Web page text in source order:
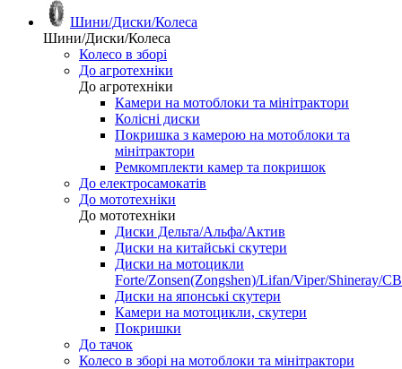
Шини/Диски/Колеса
Шини/Диски/Колеса
Колесо в зборі
До агротехніки
До агротехніки
Камери на мотоблоки та мінітрактори
Колісні диски
Покришка з камерою на мотоблоки та
мінітрактори
Ремкомплекти камер та покришок
До електросамокатів
До мототехніки
До мототехніки
Диски Дельта/Альфа/Актив
Диски на китайські скутери
Диски на мотоцикли
Forte/Zonsen(Zongshen)/Lifan/Viper/Shineray/CB
Диски на японські скутери
Камери на мотоцикли, скутери
Покришки
До тачок
Колесо в зборі на мотоблоки та мінітрактори